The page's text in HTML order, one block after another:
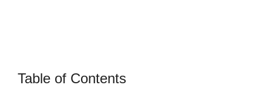
Table of Contents